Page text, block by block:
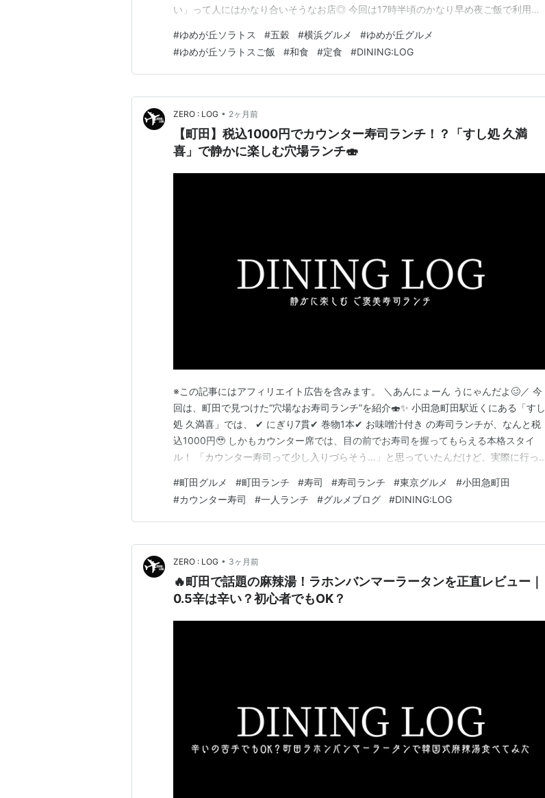
い」って人にはかなり合いそうなお店◎ 今回は17時半頃のかなり早め夜ご飯で利用！
並び列が出来てた😳 待ちたくない人は17時台〜18時前くらいが狙い目かも！ 🍚【ゆめ
が丘ソラトス】五穀は“1人一釜”の炊…
#ゆめが丘ソラトス #五穀 #横浜グルメ #ゆめが丘グルメ
#ゆめが丘ソラトスご飯 #和食 #定食 #DINING:LOG
ZERO : LOG • 2ヶ月前
【町田】税込1000円でカウンター寿司ランチ！？「すし処 久満
喜」で静かに楽しむ穴場ランチ🍣
※この記事にはアフィリエイト広告を含みます。 ＼あんにょーん うにゃんだよ🥴／ 今
回は、町田で見つけた“穴場なお寿司ランチ”を紹介🍣✨ 小田急町田駅近くにある「すし
処 久満喜」では、 ✔︎ にぎり7貫✔︎ 巻物1本✔︎ お味噌汁付き の寿司ランチが、なんと税
込1000円🥹 しかもカウンター席では、目の前でお寿司を握ってもらえる本格スタイ
ル！ 「カウンター寿司って少し入りづらそう…」と思っていたんだけど、実際に行っ
スパの良い寿司ランチを探している✔︎ 落ち着いたランチをしたい✔︎ 1人でも入りやすい
お寿司屋さんが…
#町田グルメ #町田ランチ #寿司 #寿司ランチ #東京グルメ #小田急町田
#カウンター寿司 #一人ランチ #グルメブログ #DINING:LOG
ZERO : LOG • 3ヶ月前
🔥町田で話題の麻辣湯！ラホンバンマーラータンを正直レビュー｜
0.5辛は辛い？初心者でもOK？